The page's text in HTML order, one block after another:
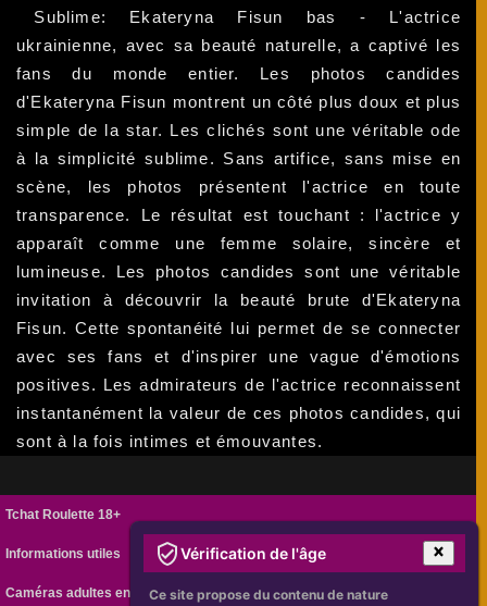
Sublime: Ekateryna Fisun bas - L'actrice
ukrainienne, avec sa beauté naturelle, a captivé les
fans du monde entier. Les photos candides
d'Ekateryna Fisun montrent un côté plus doux et plus
simple de la star. Les clichés sont une véritable ode
à la simplicité sublime. Sans artifice, sans mise en
scène, les photos présentent l'actrice en toute
transparence. Le résultat est touchant : l'actrice y
apparaît comme une femme solaire, sincère et
lumineuse. Les photos candides sont une véritable
invitation à découvrir la beauté brute d'Ekateryna
Fisun. Cette spontanéité lui permet de se connecter
avec ses fans et d'inspirer une vague d'émotions
positives. Les admirateurs de l'actrice reconnaissent
instantanément la valeur de ces photos candides, qui
sont à la fois intimes et émouvantes.
Tchat Roulette 18+
Informations utiles
Caméras adultes en ligne
Vérification de l'âge
Ce site propose du contenu de nature